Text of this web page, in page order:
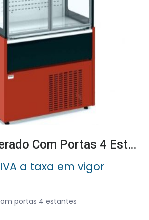
Mural Refrigerado Com Portas 4 Estantes
IVA a taxa em vigor
portas 4 estantes